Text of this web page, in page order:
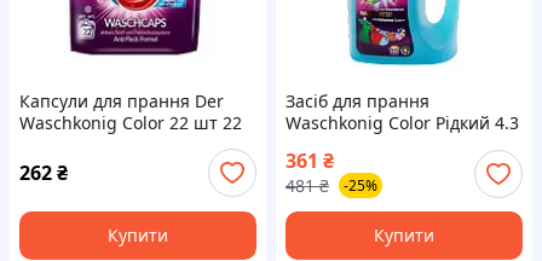
Капсули для прання Der
Waschkonig Color 22 шт 22
262₴
Купити
Засіб для прання
Waschkonig Color Рідкий 4.3
361 ₴
481 ₴ -25%
Купити